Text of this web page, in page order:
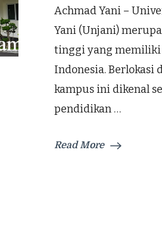
Achmad Yani –
Yani (Unjani)
tinggi yang
Indonesia. Berlokasi
kampus ini dikenal
pendidikan …
Read More